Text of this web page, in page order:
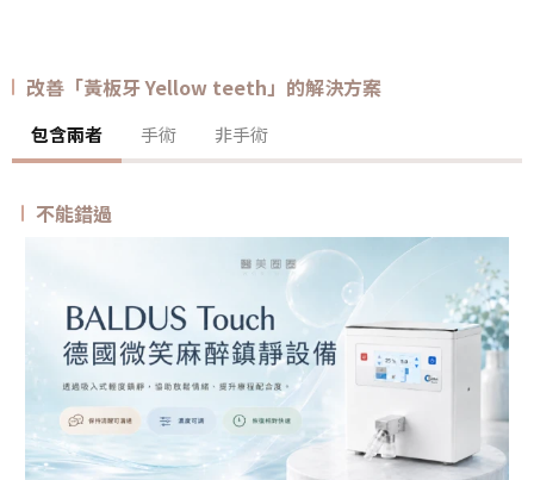
改善「黃板牙 Yellow teeth」的解決方案
包含兩者 手術 非手術
不能錯過